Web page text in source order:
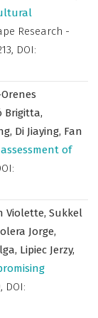
Research -
DOI:
Brigitta,
Di Jiaying, Fan
of
Violette, Sukkel
Jorge,
Lipiec Jerzy,
DOI: